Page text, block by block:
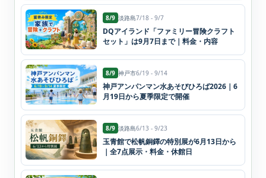
8/9 淡路島7/18 - 9/7
DQアイランド「ファミリー冒険クラフト
セット」は9月7日まで｜料金・内容
8/9 神戸市6/19 - 9/14
神戸アンパンマン水あそびひろば2026｜6
月19日から夏季限定で開催
8/9 淡路島6/13 - 9/23
玉青館で松帆銅鐸の特別展が6月13日から
｜全7点展示・料金・休館日